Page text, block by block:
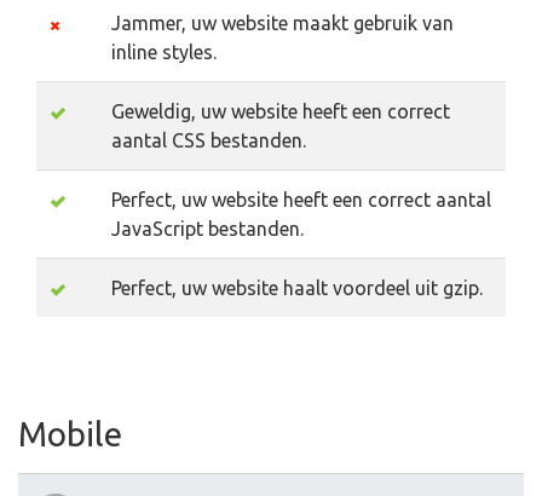
Jammer, uw website maakt gebruik van
inline styles.
Geweldig, uw website heeft een correct
aantal CSS bestanden.
Perfect, uw website heeft een correct aantal
JavaScript bestanden.
Perfect, uw website haalt voordeel uit gzip.
Mobile